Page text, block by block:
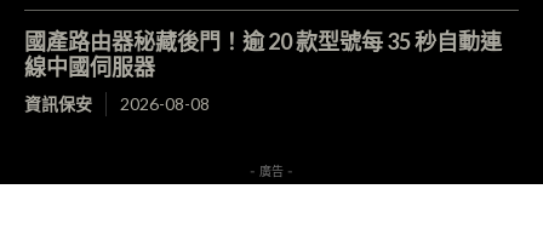
國產路由器秘藏後門！逾 20 款型號每 35 秒自動連
線中國伺服器
資訊保安 2026-08-08
- 廣告 -